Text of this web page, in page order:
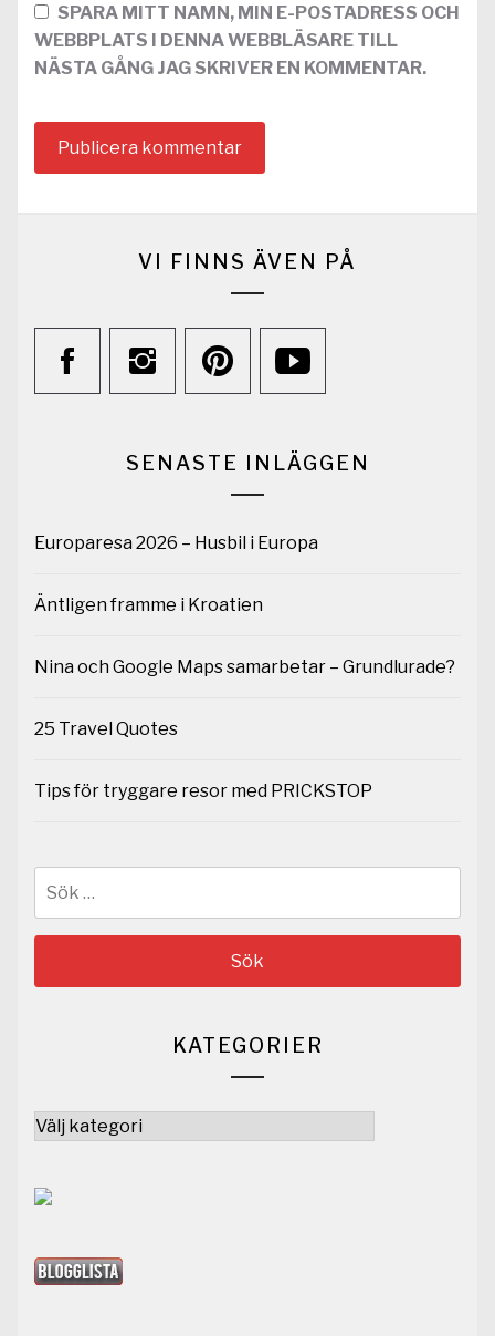
SPARA MITT NAMN, MIN E-POSTADRESS OCH
WEBBPLATS I DENNA WEBBLÄSARE TILL
NÄSTA GÅNG JAG SKRIVER EN KOMMENTAR.
VI FINNS ÄVEN PÅ
SENASTE INLÄGGEN
Europaresa 2026 – Husbil i Europa
Äntligen framme i Kroatien
Nina och Google Maps samarbetar – Grundlurade?
25 Travel Quotes
Tips för tryggare resor med PRICKSTOP
KATEGORIER
Kategorier